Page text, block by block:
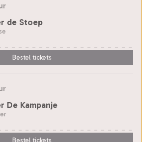
de Stoep
Bestel tickets
De Kampanje